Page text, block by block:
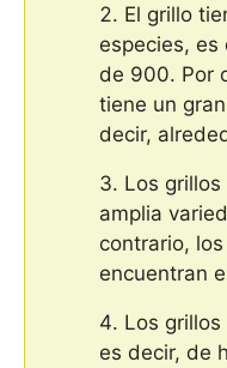
El grillo
especies, es
de 900. Por
tiene un
decir,
Los
amplia
contrario,
encuentran
Los
es decir, de